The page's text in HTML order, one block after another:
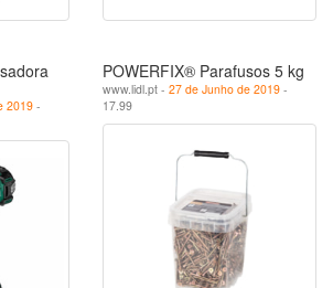
2019 -
POWERFIX® Parafusos 5 kg
www.lidl.pt - 27 de Junho de 2019 -
17.99